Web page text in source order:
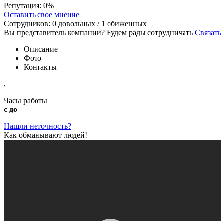
Репутация: 0%
Оставить свое мнение
Сотрудников: 0 довольных / 1 обиженных
Вы представитель компании? Будем рады сотрудничать
Описание
Фото
Контакты
,
Часы работы
с до
Нашли неточность?
Как обманывают людей!